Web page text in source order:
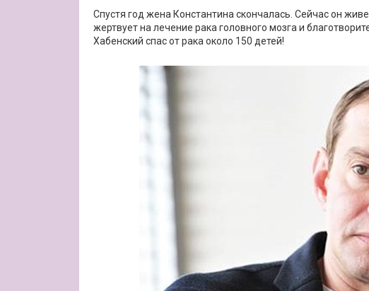
Спустя год жена Константина скончалась. Сейчас он
жертвует на лечение рака головного мозга и
Хабенский спас от рака около 150 детей!